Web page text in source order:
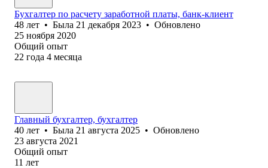
Бухгалтер по расчету заработной платы, банк-клиент
48 лет • Была 21 декабря 2023 • Обновлено
25 ноября 2020
Общий опыт
22 года 4 месяца
Главный бухгалтер, бухгалтер
40 лет • Была 21 августа 2025 • Обновлено
23 августа 2021
Общий опыт
11 лет